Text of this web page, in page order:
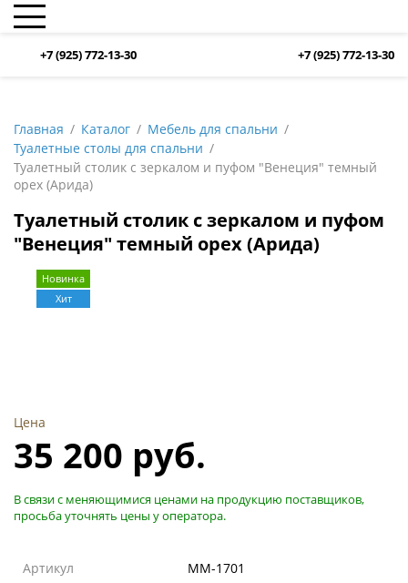
+7 (925) 772-13-30 +7 (925) 772-13-30
Главная Каталог
Мебель для спальни
Туалетные столы для спальни
Туалетный столик с зеркалом и пуфом "Венеция" темный
орех (Арида)
Туалетный столик с зеркалом и пуфом
"Венеция" темный орех (Арида)
Новинка
Хит
Цена
35 200 руб.
В связи с меняющимися ценами на продукцию поставщиков,
просьба уточнять цены у оператора.
Артикул MM-1701